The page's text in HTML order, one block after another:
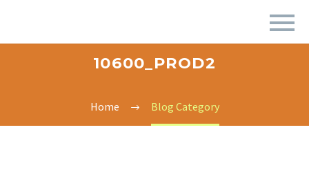
10600_PROD2
Home Blog Category